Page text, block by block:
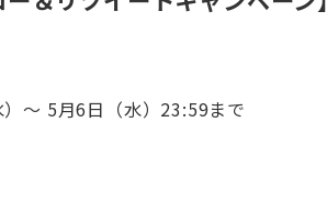
〜 5月6日（水）23:59まで